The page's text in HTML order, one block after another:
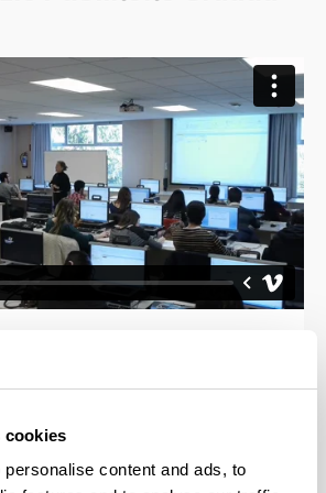
cookies
content and ads, to
bereziki– sarrera iturri nagusia
ezinbesteko
ospitaleak, errepideak,
(estatua, autonomia
etab.) arautzen duen lege eta